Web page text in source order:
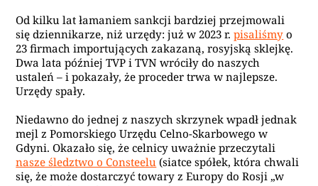
Od kilku lat łamaniem sankcji bardziej przejmowali
się dziennikarze, niż urzędy: już w 2023 r.pisaliśmy o
23 firmach importujących zakazaną, rosyjską sklejkę.
Dwa lata później TVP i TVN wróciły do naszych
ustaleń – i pokazały, że proceder trwa w najlepsze.
Urzędy spały.
Niedawno do jednej z naszych skrzynek wpadł jednak
mejl z Pomorskiego Urzędu Celno-Skarbowego w
Gdyni. Okazało się, że celnicy uważnie przeczytali
nasze śledztwo o Consteelu (siatce spółek, która chwali
się, że może dostarczyć towary z Europy do Rosji „w